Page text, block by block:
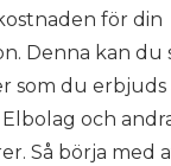
för din
Denna kan du
som du erbjuds
och
Så börja med